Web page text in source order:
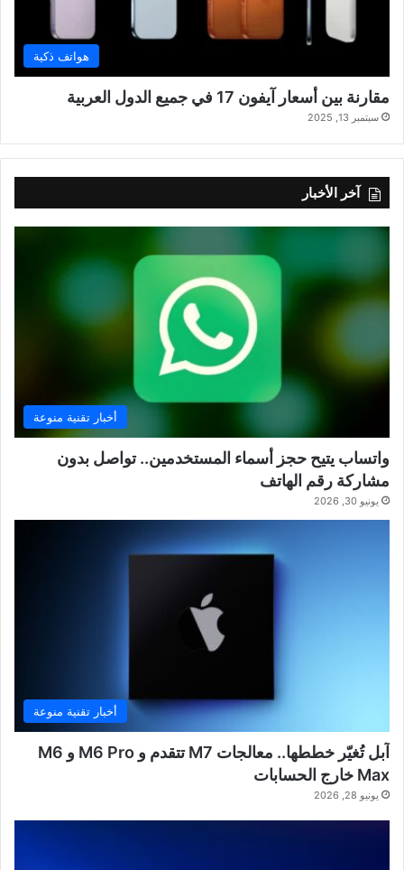
هواتف ذكية
مقارنة بين أسعار آيفون 17 في جميع الدول العربية
سبتمبر 13, 2025
آخر الأخبار
أخبار تقنية منوعة
واتساب يتيح حجز أسماء المستخدمين.. تواصل بدون
مشاركة رقم الهاتف
يونيو 30, 2026
أخبار تقنية منوعة
آبل تُغيّر خططها.. معالجات M7 تتقدم و M6 Pro و M6
Max خارج الحسابات
يونيو 28, 2026